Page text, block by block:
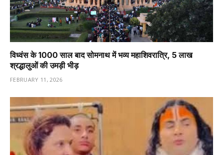
विध्वंस के 1000 साल बाद सोमनाथ में भव्य महाशिवरात्रि, 5 लाख
श्रद्धालुओं की उमड़ी भीड़
FEBRUARY 11, 2026